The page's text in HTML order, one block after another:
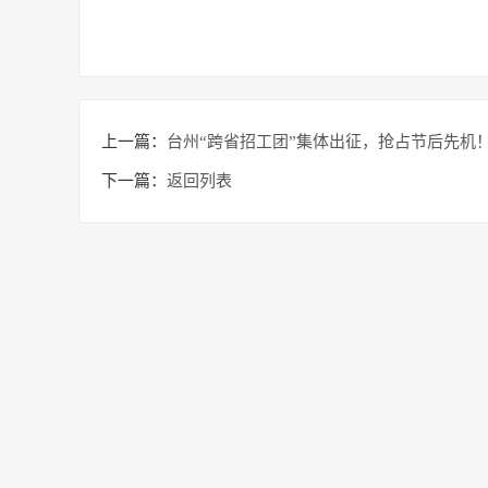
上一篇： 台州“跨省招工团”集体出征，抢占节后先机
下一篇： 返回列表